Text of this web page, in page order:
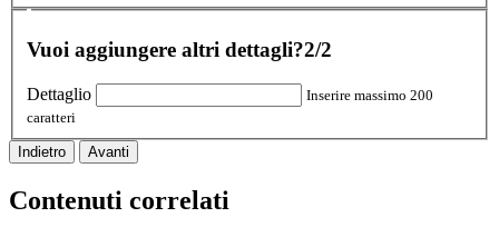
Vuoi aggiungere altri dettagli?2/2
Dettaglio
Inserire massimo 200
caratteri
Indietro Avanti
Contenuti correlati